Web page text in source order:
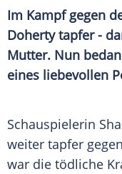
Im Kampf gegen
Doherty tapfer -
Mutter. Nun
eines liebevollen
Schauspielerin
weiter tapfer
war die tödliche